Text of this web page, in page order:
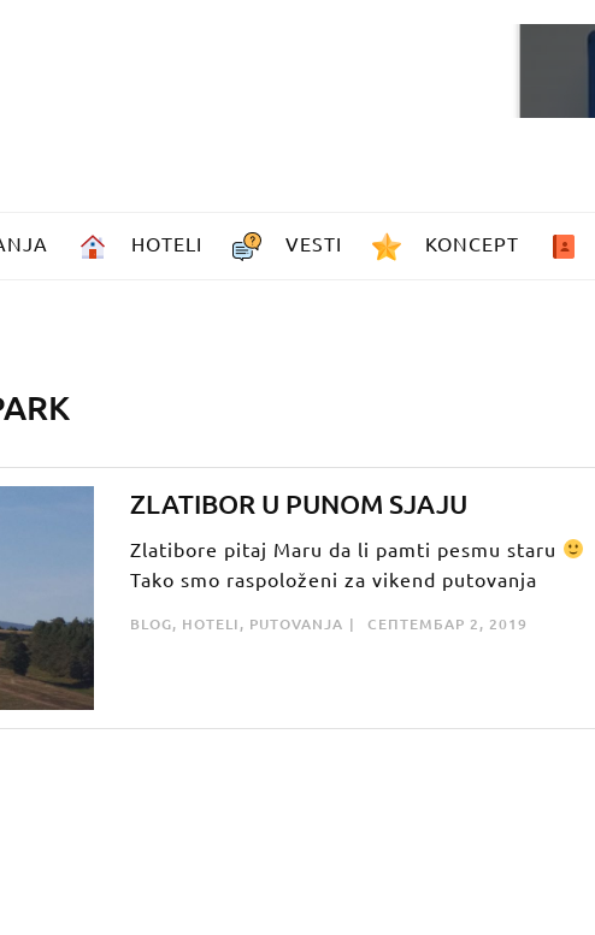
HOTELI VESTI KONCEPT
ZLATIBOR U PUNOM SJAJU
Zlatibore pitaj Maru da li pamti pesmu staru
Tako smo raspoloženi za vikend putovanja
BLOG, HOTELI, PUTOVANJA СЕПТЕМБАР 2, 2019